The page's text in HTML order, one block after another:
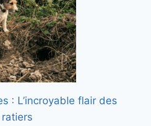
: L’incroyable flair des